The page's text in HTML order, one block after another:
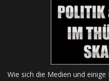
Wie sich die Medien und